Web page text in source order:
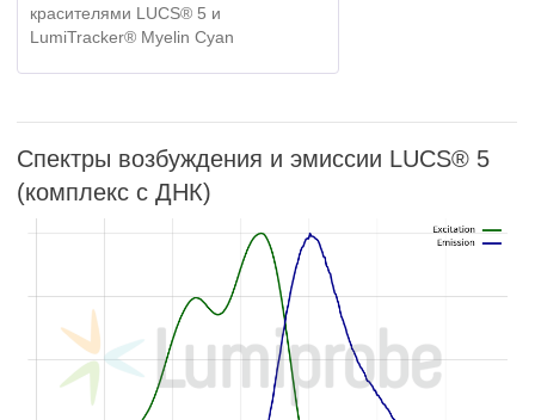
красителями LUCS® 5 и
LumiTracker® Myelin Cyan
Спектры возбуждения и эмиссии LUCS® 5
(комплекс с ДНК)